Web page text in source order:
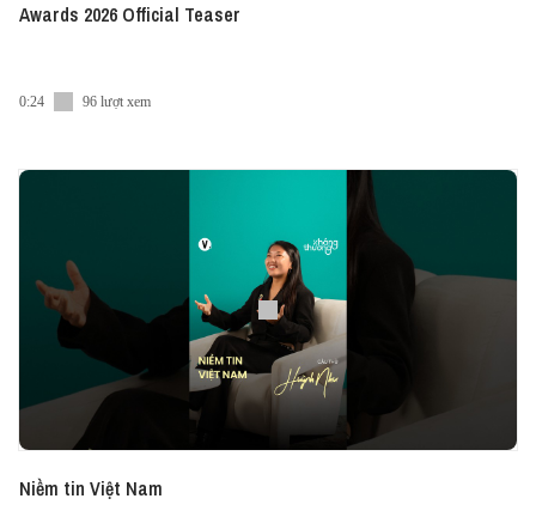
Awards 2026 Official Teaser
0:24 96 lượt xem
Niềm tin Việt Nam